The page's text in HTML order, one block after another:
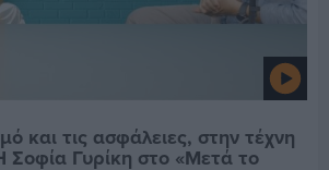
και τις ασφάλειες, στην τέχνη
Σοφία Γυρίκη στο «Μετά το